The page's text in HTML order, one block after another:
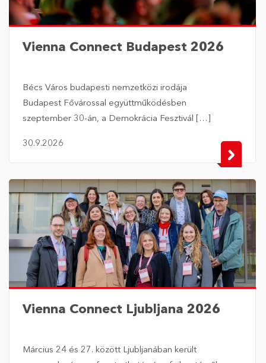
Vienna Connect Budapest 2026
Bécs Város budapesti nemzetközi irodája
Budapest Fővárossal együttműködésben
szeptember 30-án, a Demokrácia Fesztivál […]
30.9.2026
Vienna Connect Ljubljana 2026
Március 24 és 27. között Ljubljanában került